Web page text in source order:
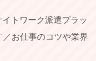
トワーク派遣プラッ
／お仕事のコツや業界